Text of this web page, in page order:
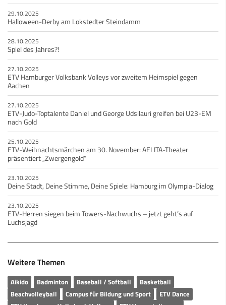
29.10.2025
Halloween-Derby am Lokstedter Steindamm
28.10.2025
Spiel des Jahres?!
27.10.2025
ETV Hamburger Volksbank Volleys vor zweitem Heimspiel gegen
Aachen
27.10.2025
ETV-Judo-Toptalente Daniel und George Udsilauri greifen bei U23-EM
nach Gold
25.10.2025
ETV-Weihnachtsmärchen am 30. November: AELITA-Theater
präsentiert „Zwergengold“
23.10.2025
Deine Stadt, Deine Stimme, Deine Spiele: Hamburg im Olympia-Dialog
23.10.2025
ETV-Herren siegen beim Towers-Nachwuchs – jetzt geht’s auf
Luchsjagd
Weitere Themen
Aikido Badminton Baseball / Softball
Basketball
Beachvolleyball
Campus für Bildung und Sport
ETV Dance